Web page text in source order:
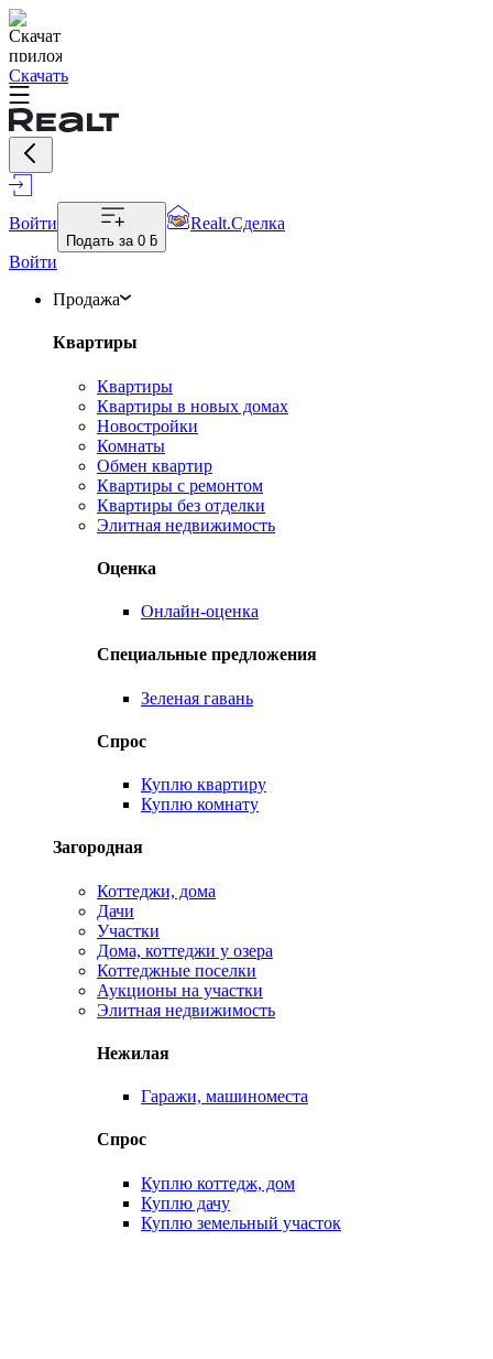
Скачать
Войти
Подать за 0 ƃ
Realt.Сделка
Войти
Продажа
Квартиры
Квартиры
Квартиры в новых домах
Новостройки
Комнаты
Обмен квартир
Квартиры с ремонтом
Квартиры без отделки
Элитная недвижимость
Оценка
Онлайн-оценка
Специальные предложения
Зеленая гавань
Спрос
Куплю квартиру
Куплю комнату
Загородная
Коттеджи, дома
Дачи
Участки
Дома, коттеджи у озера
Коттеджные поселки
Аукционы на участки
Элитная недвижимость
Нежилая
Гаражи, машиноместа
Спрос
Куплю коттедж, дом
Куплю дачу
Куплю земельный участок